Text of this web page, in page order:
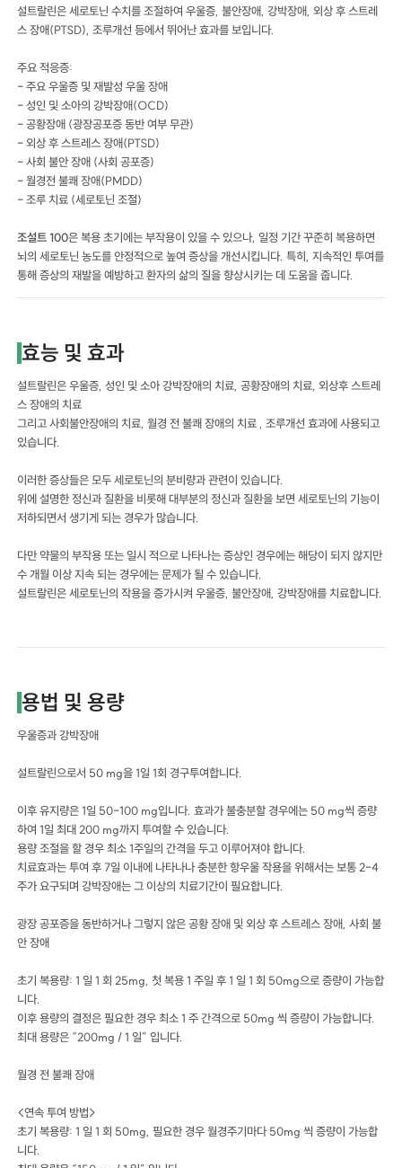
설트랄린은 세로토닌 수치를 조절하여 우울증, 불안장애, 강박장애, 외상 후 스트레
스 장애(PTSD), 조루개선 등에서 뛰어난 효과를 보입니다.
주요 적응증:
- 주요 우울증 및 재발성 우울 장애
- 성인 및 소아의 강박장애(OCD)
- 공황장애 (광장공포증 동반 여부 무관)
- 외상 후 스트레스 장애(PTSD)
- 사회 불안 장애 (사회 공포증)
- 월경전 불쾌 장애(PMDD)
- 조루 치료 (세로토닌 조절)
조설트 100은 복용 초기에는 부작용이 있을 수 있으나, 일정 기간 꾸준히 복용하면
뇌의 세로토닌 농도를 안정적으로 높여 증상을 개선시킵니다. 특히, 지속적인 투여를
통해 증상의 재발을 예방하고 환자의 삶의 질을 향상시키는 데 도움을 줍니다.
효능 및 효과
설트랄린은 우울증, 성인 및 소아 강박장애의 치료, 공황장애의 치료, 외상후 스트레
스 장애의 치료
그리고 사회불안장애의 치료, 월경 전 불쾌 장애의 치료 , 조루개선 효과에 사용되고
있습니다.
이러한 증상들은 모두 세로토닌의 분비량과 관련이 있습니다.
위에 설명한 정신과 질환을 비롯해 대부분의 정신과 질환을 보면 세로토닌의 기능이
저하되면서 생기게 되는 경우가 많습니다.
다만 약물의 부작용 또는 일시 적으로 나타나는 증상인 경우에는 해당이 되지 않지만
수 개월 이상 지속 되는 경우에는 문제가 될 수 있습니다.
설트랄린은 세로토닌의 작용을 증가시켜 우울증, 불안장애, 강박장애를 치료합니다.
용법 및 용량
우울증과 강박장애
설트랄린으로서 50 mg을 1일 1회 경구투여합니다.
이후 유지량은 1일 50-100 mg입니다. 효과가 불충분할 경우에는 50 mg씩 증량
하여 1일 최대 200 mg까지 투여할 수 있습니다.
용량 조절을 할 경우 최소 1주일의 간격을 두고 이루어져야 합니다.
치료효과는 투여 후 7일 이내에 나타나나 충분한 항우울 작용을 위해서는 보통 2-4
주가 요구되며 강박장애는 그 이상의 치료기간이 필요합니다.
광장 공포증을 동반하거나 그렇지 않은 공황 장애 및 외상 후 스트레스 장애, 사회 불
안 장애
초기 복용량: 1 일 1 회 25mg, 첫 복용 1 주일 후 1 일 1 회 50mg으로 증량이 가능합
니다.
이후 용량의 결정은 필요한 경우 최소 1 주 간격으로 50mg 씩 증량이 가능합니다.
최대 용량은 “200mg / 1 일” 입니다.
월경 전 불쾌 장애
<연속 투여 방법>
초기 복용량: 1 일 1 회 50mg, 필요한 경우 월경주기마다 50mg 씩 증량이 가능합
니다.